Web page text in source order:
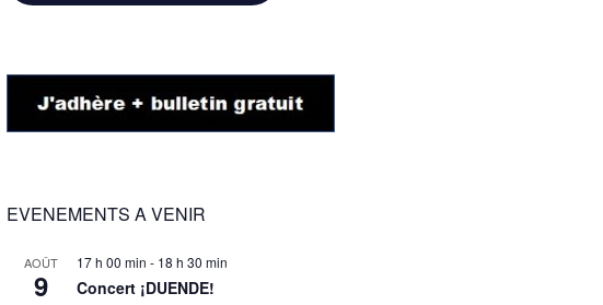
EVENEMENTS A VENIR
AOÛT
9
17 h 00 min - 18 h 30 min
Concert ¡DUENDE!